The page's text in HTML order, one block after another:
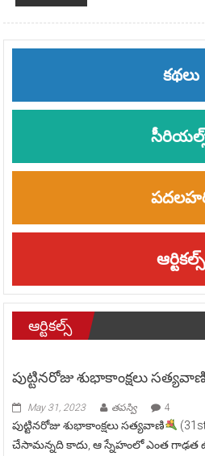
కథలు
ఆర్టికల్స్
ఆర్టికల్స్
పుట్టినరోజు శుభాకాంక్షలు
May 31, 2023 తపస్వి 4
పుట్టినరోజు శుభాకాంక్షలు సత్యవాణి
చేసామన్నది కాదు, ఆ స్నేహంలో ఎంత గాఢత